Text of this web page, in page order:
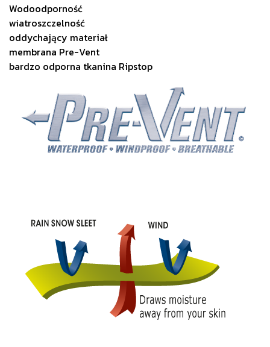
Wodoodporność
wiatroszczelność
oddychający materiał
membrana Pre-Vent
bardzo odporna tkanina Ripstop